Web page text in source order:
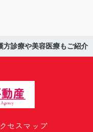
方診療や美容医療もご紹介
セスマップ